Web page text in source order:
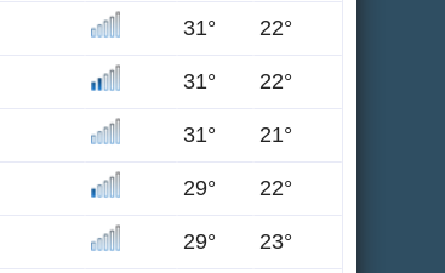
31° 22°
31° 22°
31° 21°
29° 22°
29° 23°